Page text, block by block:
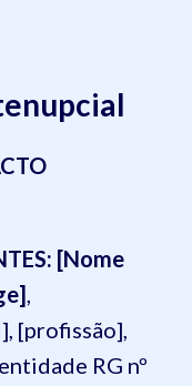
[Nome
,
[profissão],
RG nº